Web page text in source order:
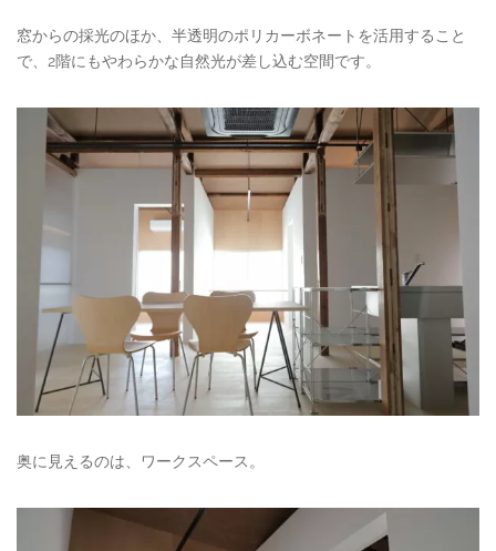
窓からの採光のほか、半透明のポリカーボネートを活用すること
で、2階にもやわらかな自然光が差し込む空間です。
奥に見えるのは、ワークスペース。